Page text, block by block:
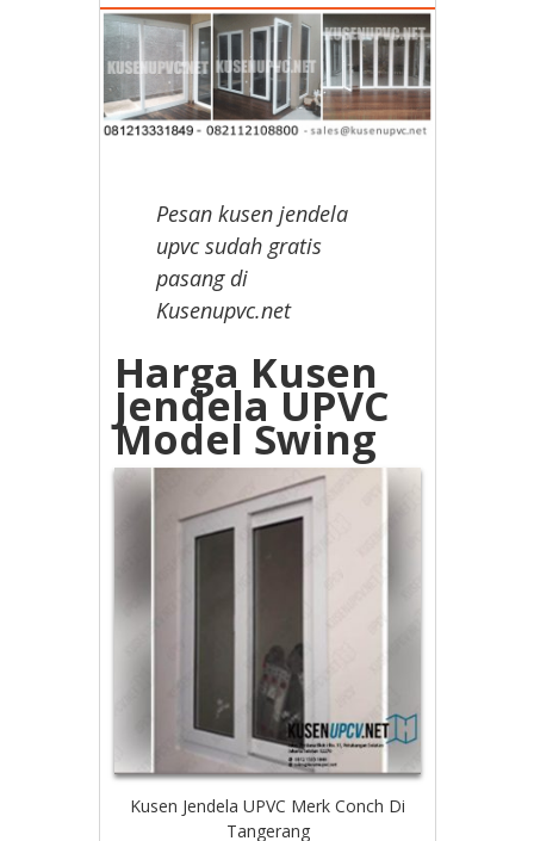
Pesan kusen jendela
upvc sudah gratis
pasang di
Kusenupvc.net
Harga Kusen
Jendela UPVC
Model Swing
Kusen Jendela UPVC Merk Conch Di
Tangerang